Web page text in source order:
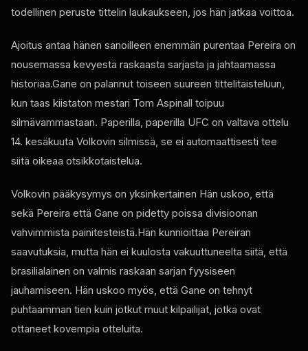
todellinen peruste tittelin laukaukseen, jos hän jatkaa voittoa.
Ajoitus antaa hänen sanoilleen enemmän purentaa Pereira on
nousemassa kevyestä raskaasta sarjasta ja jahtaamassa
historiaa.Gane on palannut toiseen suureen tittelitaisteluun,
kun taas kiistaton mestari Tom Aspinall toipuu
silmävammastaan. Paperilla, paperilla UFC on valtava ottelu
14. kesäkuuta Volkovin silmissä, se ei automaattisesti tee
siitä oikeaa otsikkotaistelua.
Volkovin pääkysymys on yksinkertainen Hän uskoo, että
sekä Pereira että Gane on pidetty poissa divisioonan
vahvimmista painitesteistä.Hän kunnioittaa Pereiran
saavutuksia, mutta hän ei kuulosta vakuuttuneelta siitä, että
brasilialainen on valmis raskaan sarjan fyysiseen
jauhamiseen. Hän uskoo myös, että Gane on tehnyt
puhtaamman tien kuin jotkut muut kilpailijat, jotka ovat
ottaneet kovempia otteluita.